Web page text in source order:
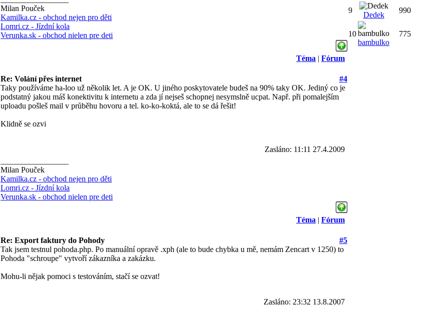
Milan Pouček
Kamilka.cz - obchod nejen pro děti
Lomri.cz - Jízdní kola
Verunka.sk - obchod nielen pre deti
Téma | Fórum
Re: Volání přes internet
#4
Taky používáme ha-loo už několik let. A je OK. U jiného poskytovatele budeš na 90% taky OK. Jediný co je
podstatný jakou máš konektivitu k internetu a zda jí nejseš schopnej nesymslně ucpat. Např. při pomalejším
uploadu pošleš mail v průběhu hovoru a tel. ko-ko-koktá, ale to se dá řešit!
Klidně se ozvi
Zasláno: 11:11 27.4.2009
Milan Pouček
Kamilka.cz - obchod nejen pro děti
Lomri.cz - Jízdní kola
Verunka.sk - obchod nielen pre deti
Téma | Fórum
Re: Export faktury do Pohody
#5
Tak jsem testnul pohoda.php. Po manuální opravě .xph (ale to bude chybka u mě, nemám Zencart v 1250) to
Pohoda "schroupe" vytvoří zákazníka a zakázku.
Mohu-li nějak pomoci s testováním, stačí se ozvat!
Zasláno: 23:32 13.8.2007
9
Dedek
990
10
bambulko
775